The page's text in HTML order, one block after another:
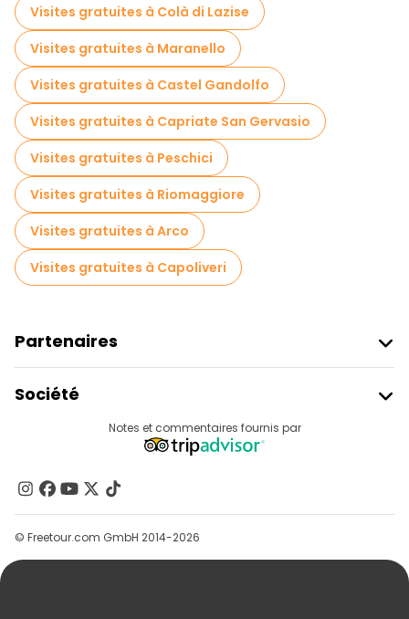
Visites gratuites à Colà di Lazise
Visites gratuites à Maranello
Visites gratuites à Castel Gandolfo
Visites gratuites à Capriate San Gervasio
Visites gratuites à Peschici
Visites gratuites à Riomaggiore
Visites gratuites à Arco
Visites gratuites à Capoliveri
Partenaires
Connexion Du Fournisseur
Programme D’affiliation
Société
Contactez-Nous
Groupes
Aide
Notes et commentaires fournis par
© Freetour.com GmbH 2014-2026